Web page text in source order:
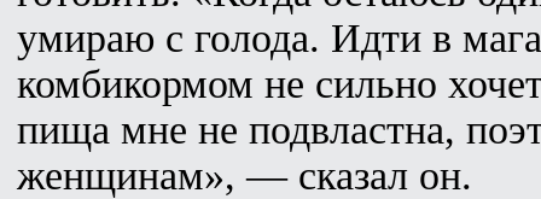
умираю с голода. Идти в
комбикормом не сильно
пища мне не подвластна,
женщинам», — сказал он.